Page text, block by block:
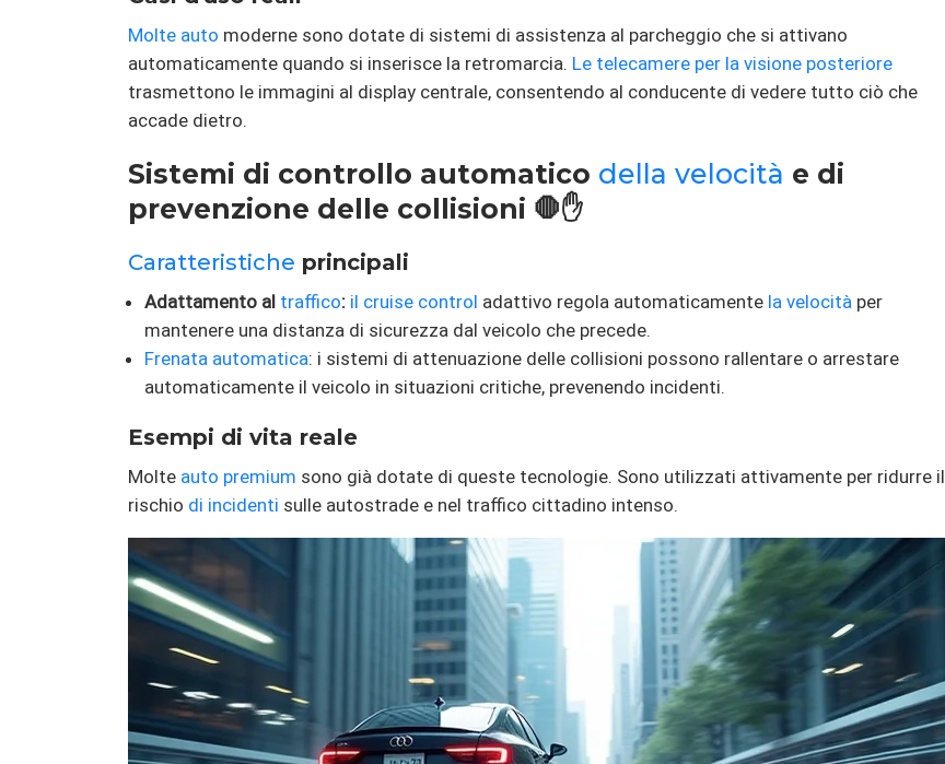
Molte auto moderne sono dotate di sistemi di assistenza al parcheggio che si attivano
automaticamente quando si inserisce la retromarcia. Le telecamere per la visione posteriore
trasmettono le immagini al display centrale, consentendo al conducente di vedere tutto ciò che
accade dietro.
Sistemi di controllo automatico della velocità e di
prevenzione delle collisioni 🛑✋
Caratteristiche principali
Adattamento al traffico: il cruise control adattivo regola automaticamente la velocità per
mantenere una distanza di sicurezza dal veicolo che precede.
Frenata automatica: i sistemi di attenuazione delle collisioni possono rallentare o arrestare
automaticamente il veicolo in situazioni critiche, prevenendo incidenti.
Esempi di vita reale
Molte auto premium sono già dotate di queste tecnologie. Sono utilizzati attivamente per ridurre il
rischio di incidenti sulle autostrade e nel traffico cittadino intenso.